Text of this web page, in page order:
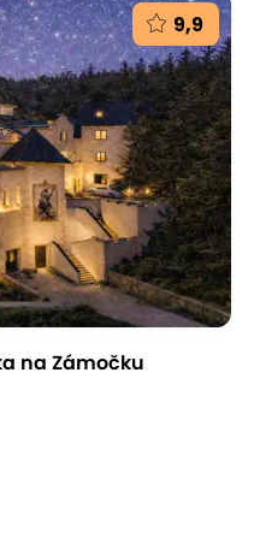
9,9
na Zámočku